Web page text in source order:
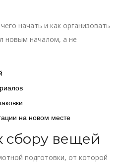
начать и как организовать
новым началом, а не
на новом месте
сбору вещей
подготовки, от которой